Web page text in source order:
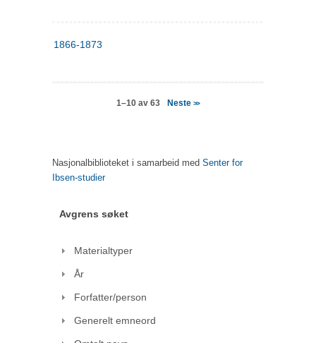
1866-1873
1–10 av 63 Neste>>
Nasjonalbiblioteket i samarbeid med Senter for
Ibsen-studier
Avgrens søket
Materialtyper
År
Forfatter/person
Generelt emneord